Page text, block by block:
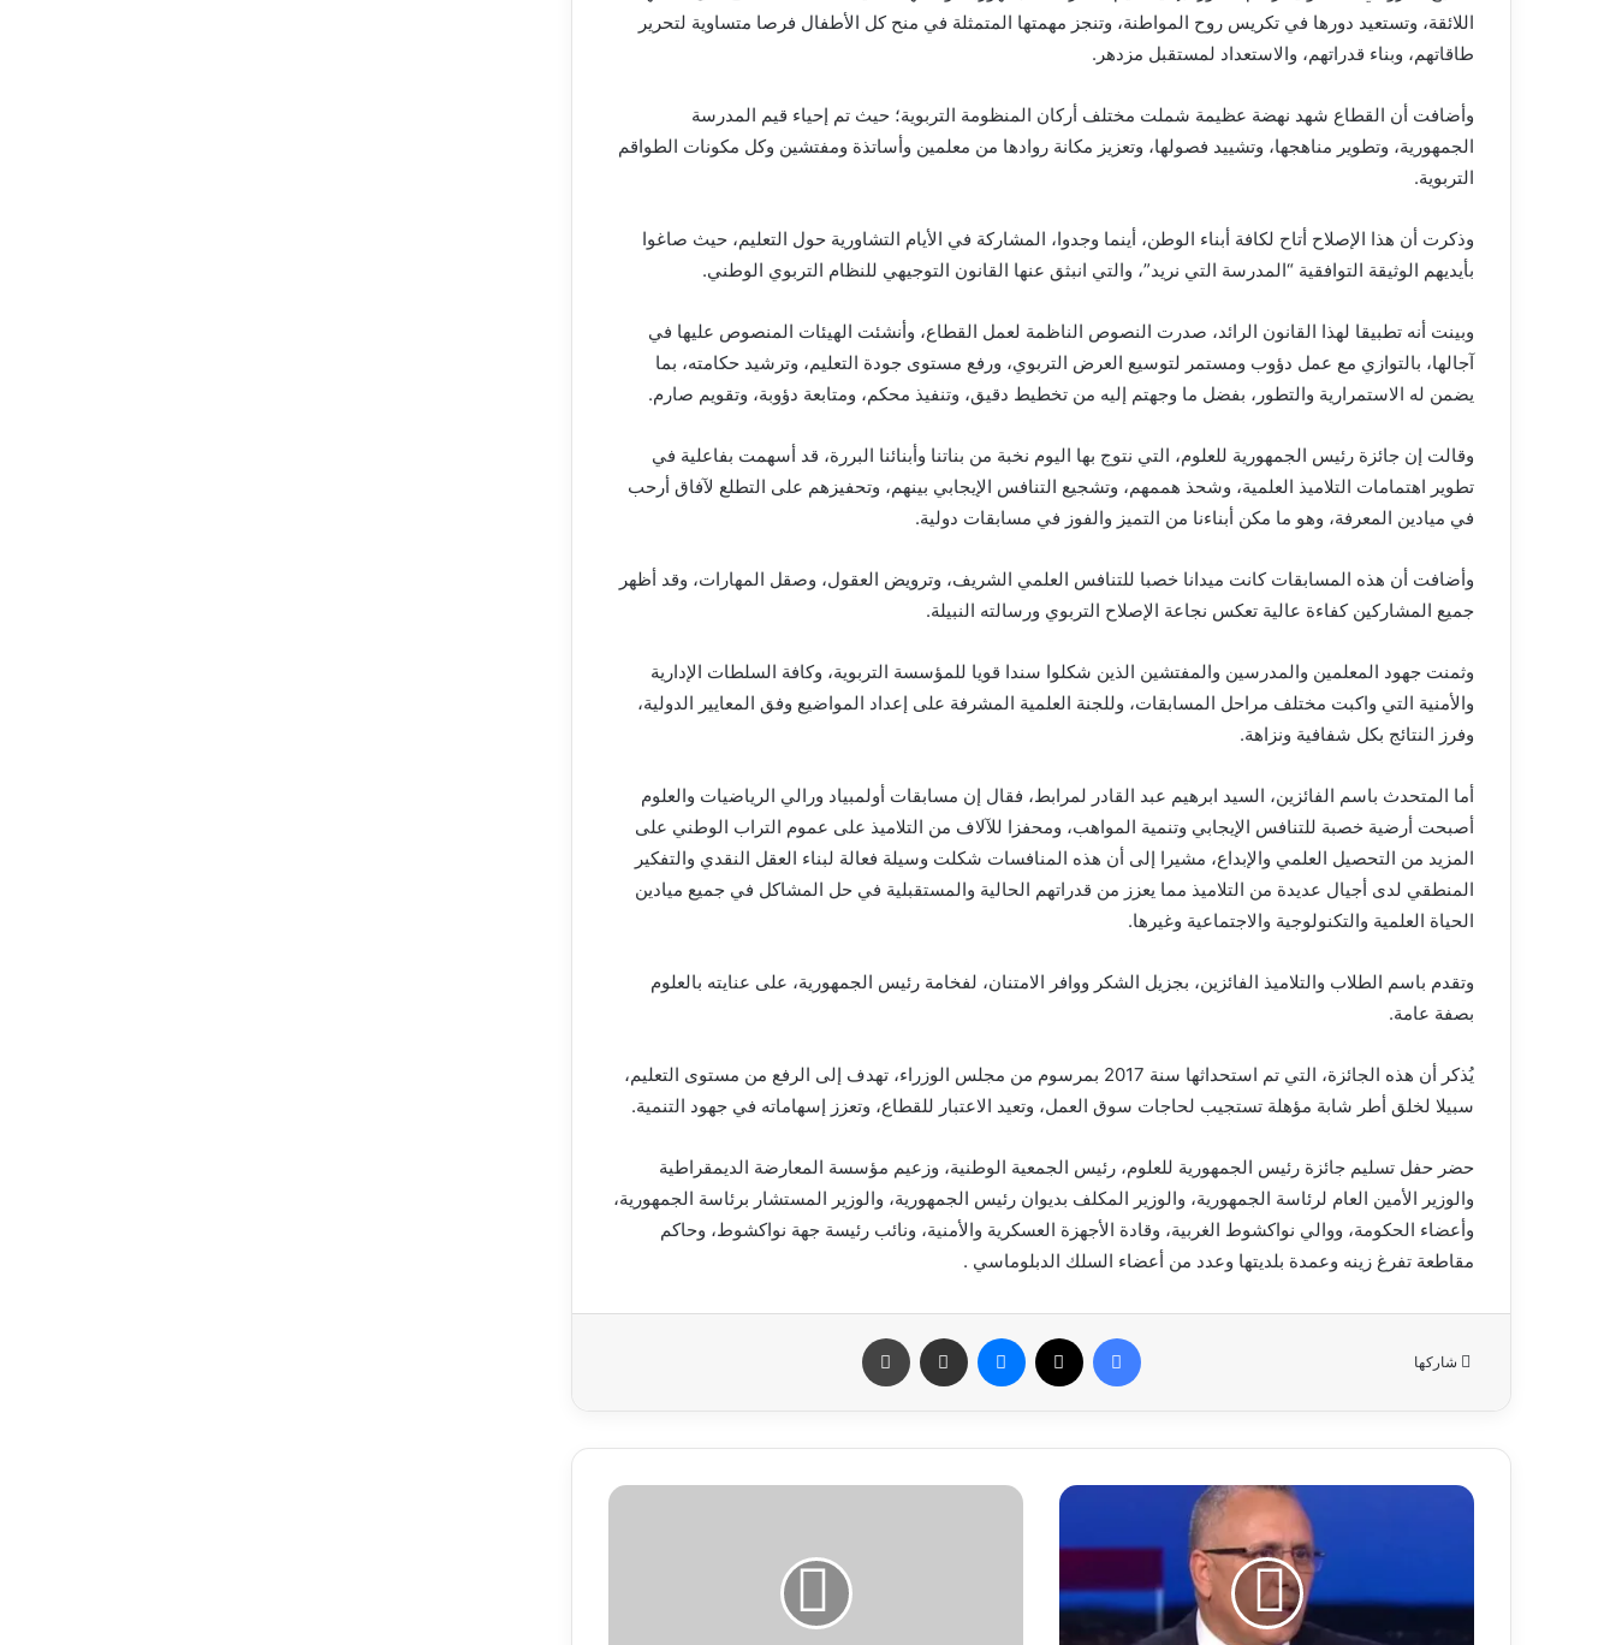
اللائقة، وتستعيد دورها في تكريس روح المواطنة، وتنجز مهمتها المتمثلة في منح كل الأطفال فرصا متساوية لتحرير
طاقاتهم، وبناء قدراتهم، والاستعداد لمستقبل مزدهر.
وأضافت أن القطاع شهد نهضة عظيمة شملت مختلف أركان المنظومة التربوية؛ حيث تم إحياء قيم المدرسة
الجمهورية، وتطوير مناهجها، وتشييد فصولها، وتعزيز مكانة روادها من معلمين وأساتذة ومفتشين وكل مكونات الطواقم
التربوية.
وذكرت أن هذا الإصلاح أتاح لكافة أبناء الوطن، أينما وجدوا، المشاركة في الأيام التشاورية حول التعليم، حيث صاغوا
بأيديهم الوثيقة التوافقية “المدرسة التي نريد”، والتي انبثق عنها القانون التوجيهي للنظام التربوي الوطني.
وبينت أنه تطبيقا لهذا القانون الرائد، صدرت النصوص الناظمة لعمل القطاع، وأنشئت الهيئات المنصوص عليها في
آجالها، بالتوازي مع عمل دؤوب ومستمر لتوسيع العرض التربوي، ورفع مستوى جودة التعليم، وترشيد حكامته، بما
يضمن له الاستمرارية والتطور، بفضل ما وجهتم إليه من تخطيط دقيق، وتنفيذ محكم، ومتابعة دؤوبة، وتقويم صارم.
وقالت إن جائزة رئيس الجمهورية للعلوم، التي نتوج بها اليوم نخبة من بناتنا وأبنائنا البررة، قد أسهمت بفاعلية في
تطوير اهتمامات التلاميذ العلمية، وشحذ هممهم، وتشجيع التنافس الإيجابي بينهم، وتحفيزهم على التطلع لآفاق أرحب
في ميادين المعرفة، وهو ما مكن أبناءنا من التميز والفوز في مسابقات دولية.
وأضافت أن هذه المسابقات كانت ميدانا خصبا للتنافس العلمي الشريف، وترويض العقول، وصقل المهارات، وقد أظهر
جميع المشاركين كفاءة عالية تعكس نجاعة الإصلاح التربوي ورسالته النبيلة.
وثمنت جهود المعلمين والمدرسين والمفتشين الذين شكلوا سندا قويا للمؤسسة التربوية، وكافة السلطات الإدارية
والأمنية التي واكبت مختلف مراحل المسابقات، وللجنة العلمية المشرفة على إعداد المواضيع وفق المعايير الدولية،
وفرز النتائج بكل شفافية ونزاهة.
أما المتحدث باسم الفائزين، السيد ابرهيم عبد القادر لمرابط، فقال إن مسابقات أولمبياد ورالي الرياضيات والعلوم
أصبحت أرضية خصبة للتنافس الإيجابي وتنمية المواهب، ومحفزا للآلاف من التلاميذ على عموم التراب الوطني على
المزيد من التحصيل العلمي والإبداع، مشيرا إلى أن هذه المنافسات شكلت وسيلة فعالة لبناء العقل النقدي والتفكير
المنطقي لدى أجيال عديدة من التلاميذ مما يعزز من قدراتهم الحالية والمستقبلية في حل المشاكل في جميع ميادين
الحياة العلمية والتكنولوجية والاجتماعية وغيرها.
وتقدم باسم الطلاب والتلاميذ الفائزين، بجزيل الشكر ووافر الامتنان، لفخامة رئيس الجمهورية، على عنايته بالعلوم
بصفة عامة.
يُذكر أن هذه الجائزة، التي تم استحداثها سنة 2017 بمرسوم من مجلس الوزراء، تهدف إلى الرفع من مستوى التعليم،
سبيلا لخلق أطر شابة مؤهلة تستجيب لحاجات سوق العمل، وتعيد الاعتبار للقطاع، وتعزز إسهاماته في جهود التنمية.
حضر حفل تسليم جائزة رئيس الجمهورية للعلوم، رئيس الجمعية الوطنية، وزعيم مؤسسة المعارضة الديمقراطية
والوزير الأمين العام لرئاسة الجمهورية، والوزير المكلف بديوان رئيس الجمهورية، والوزير المستشار برئاسة الجمهورية،
وأعضاء الحكومة، ووالي نواكشوط الغربية، وقادة الأجهزة العسكرية والأمنية، ونائب رئيسة جهة نواكشوط، وحاكم
مقاطعة تفرغ زينه وعمدة بلديتها وعدد من أعضاء السلك الدبلوماسي .
شاركها
فيسبوك ماسنجر مشاركة عبر البريد